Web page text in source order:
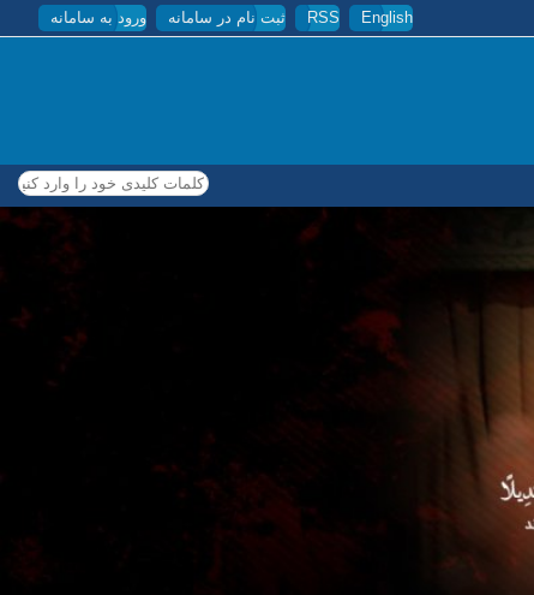
English
RSS ثبت نام در سامانه ورود به سامانه
کلمات کلیدی خود را وارد کنید